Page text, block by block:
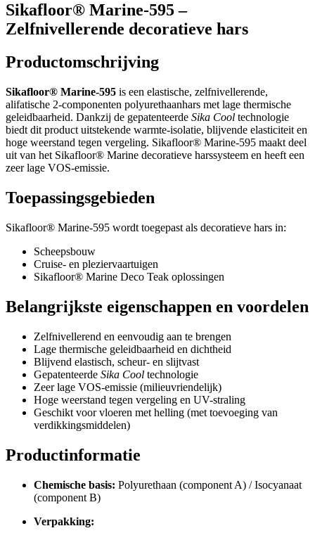
Sikafloor® Marine-595 –
Zelfnivellerende decoratieve hars
Productomschrijving
Sikafloor® Marine-595 is een elastische, zelfnivellerende,
alifatische 2-componenten polyurethaanhars met lage thermische
geleidbaarheid. Dankzij de gepatenteerde Sika Cool technologie
biedt dit product uitstekende warmte-isolatie, blijvende elasticiteit en
hoge weerstand tegen vergeling. Sikafloor® Marine-595 maakt deel
uit van het Sikafloor® Marine decoratieve harssysteem en heeft een
zeer lage VOS-emissie.
Toepassingsgebieden
Sikafloor® Marine-595 wordt toegepast als decoratieve hars in:
Scheepsbouw
Cruise- en pleziervaartuigen
Sikafloor® Marine Deco Teak oplossingen
Belangrijkste eigenschappen en voordelen
Zelfnivellerend en eenvoudig aan te brengen
Lage thermische geleidbaarheid en dichtheid
Blijvend elastisch, scheur- en slijtvast
Gepatenteerde Sika Cool technologie
Zeer lage VOS-emissie (milieuvriendelijk)
Hoge weerstand tegen vergeling en UV-straling
Geschikt voor vloeren met helling (met toevoeging van
verdikkingsmiddelen)
Productinformatie
Chemische basis: Polyurethaan (component A) / Isocyanaat
(component B)
Verpakking: